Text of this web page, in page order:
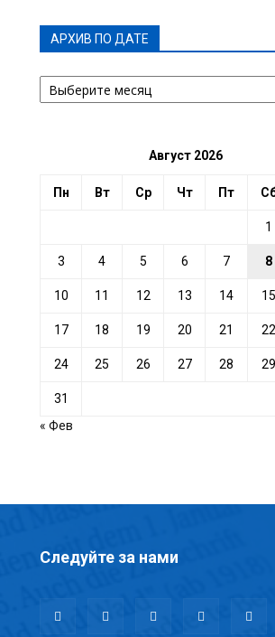
АРХИВ ПО ДАТЕ
АРХИВ
ПО
Август 2026
Пн Вт Ср Чт Пт
1
3 4 5 6 7 8
10 11 12 13 14 15
17 18 19 20 21 22
24 25 26 27 28 29
31
« Фев
Следуйте за нами